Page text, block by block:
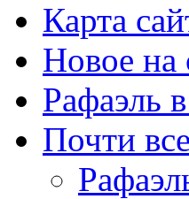
Карта
Новое на
Рафаэль
Почти